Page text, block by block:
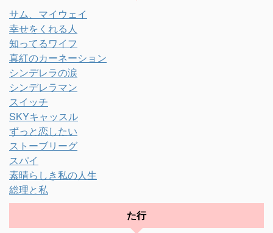
サム、マイウェイ
幸せをくれる人
知ってるワイフ
真紅のカーネーション
シンデレラの涙
シンデレラマン
スイッチ
SKYキャッスル
ずっと恋したい
ストーブリーグ
スパイ
素晴らしき私の人生
総理と私
た行